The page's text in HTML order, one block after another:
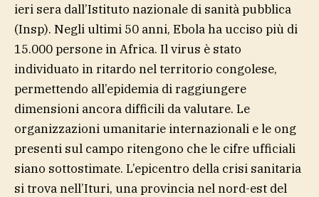
ieri sera dall’Istituto nazionale di sanità pubblica
(Insp). Negli ultimi 50 anni, Ebola ha ucciso più di
15.000 persone in Africa. Il virus è stato
individuato in ritardo nel territorio congolese,
permettendo all’epidemia di raggiungere
dimensioni ancora difficili da valutare. Le
organizzazioni umanitarie internazionali e le ong
presenti sul campo ritengono che le cifre ufficiali
siano sottostimate. L’epicentro della crisi sanitaria
si trova nell’Ituri, una provincia nel nord-est del